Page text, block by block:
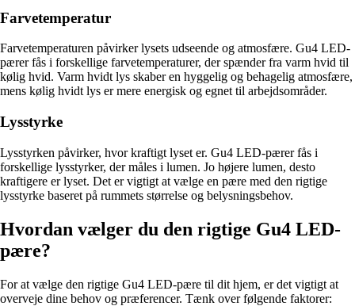
Farvetemperatur
Farvetemperaturen påvirker lysets udseende og atmosfære. Gu4 LED-
pærer fås i forskellige farvetemperaturer, der spænder fra varm hvid til
kølig hvid. Varm hvidt lys skaber en hyggelig og behagelig atmosfære,
mens kølig hvidt lys er mere energisk og egnet til arbejdsområder.
Lysstyrke
Lysstyrken påvirker, hvor kraftigt lyset er. Gu4 LED-pærer fås i
forskellige lysstyrker, der måles i lumen. Jo højere lumen, desto
kraftigere er lyset. Det er vigtigt at vælge en pære med den rigtige
lysstyrke baseret på rummets størrelse og belysningsbehov.
Hvordan vælger du den rigtige Gu4 LED-
pære?
For at vælge den rigtige Gu4 LED-pære til dit hjem, er det vigtigt at
overveje dine behov og præferencer. Tænk over følgende faktorer: